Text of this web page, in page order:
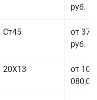
руб.
Ст45
от 37
руб.
20Х13
от 101
080,00